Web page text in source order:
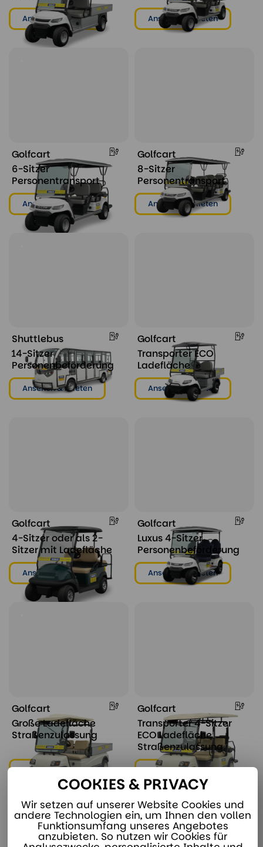
Ansehen & mieten Ansehen & mieten
Golfcart
6-Sitzer
Personentransport
Ansehen & mieten
Golfcart
8-Sitzer
Personentransport
Ansehen & mieten
Shuttlebus
14-Sitzer
Personenbeförderung
Ansehen & mieten
Golfcart
Transporter ECO
Ladefläche
Ansehen & mieten
Golfcart
4-Sitzer oder als 2-
Sitzer mit Ladefläche
Ansehen & mieten
Golfcart
Luxus 4-Sitzer
Personenbeförderung
Ansehen & mieten
Golfcart
Große Ladefläche
Straßenzulassung
Ansehen & mieten
Golfcart
Transporter 4-Sitzer
ECO Ladefläche
Straßenzulassung
Ansehen & mieten
COOKIES & PRIVACY
Wir setzen auf unserer Website Cookies und
andere Technologien ein, um Ihnen den vollen
Funktionsumfang unseres Angebotes
anzubieten. So nutzen wir Cookies für